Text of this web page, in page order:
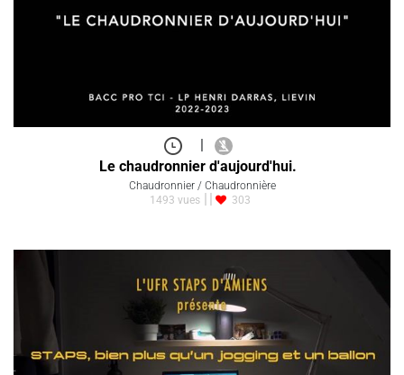
Le chaudronnier d'aujourd'hui.
Chaudronnier / Chaudronnière
1493 vues
303